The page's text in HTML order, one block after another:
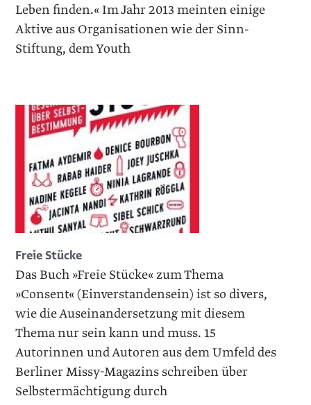
Leben finden.« Im Jahr 2013 meinten einige
Aktive aus Organisationen wie der Sinn-
Stiftung, dem Youth
Freie Stücke
Das Buch »Freie Stücke« zum Thema
»Consent« (Einverstandensein) ist so divers,
wie die Auseinandersetzung mit diesem
Thema nur sein kann und muss. 15
Autorinnen und Autoren aus dem Umfeld des
Berliner Missy-Magazins schreiben über
Selbstermächtigung durch